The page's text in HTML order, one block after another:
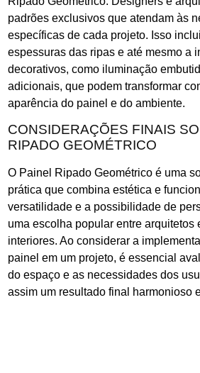
padrões exclusivos que atendam às
específicas de cada projeto. Isso
espessuras das ripas e até mesmo a
decorativos, como iluminação
adicionais, que podem transformar
aparência do painel e do ambiente.
CONSIDERAÇÕES FINAIS
RIPADO GEOMÉTRICO
O Painel Ripado Geométrico é uma
prática que combina estética e
versatilidade e a possibilidade de
uma escolha popular entre arquitetos
interiores. Ao considerar a
painel em um projeto, é essencial
do espaço e as necessidades dos
assim um resultado final harmonioso